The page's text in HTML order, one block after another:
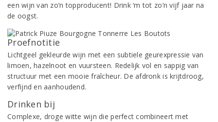
een wijn van zo’n topproducent! Drink ‘m tot zo’n vijf jaar na
de oogst.
Proefnotitie
Lichtgeel gekleurde wijn met een subtiele geurexpressie van
limoen, hazelnoot en vuursteen. Redelijk vol en sappig van
structuur met een mooie fraîcheur. De afdronk is krijtdroog,
verfijnd en aanhoudend.
Drinken bij
Complexe, droge witte wijn die perfect combineert met